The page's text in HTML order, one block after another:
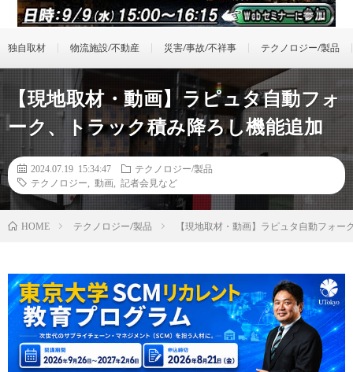
独自取材 物流施設/不動産 災害/事故/不祥事 テクノロジー/製品
【現地取材・動画】ラピュタ自動フォ
ーク、トラック積み降ろし機能追加
2024.07.19 15:34:47
テクノロジー/製品
テクノロジー
動画 記者会見など
HOME テクノロジー/製品 【現地取材・動画】ラピュタ自動フォ